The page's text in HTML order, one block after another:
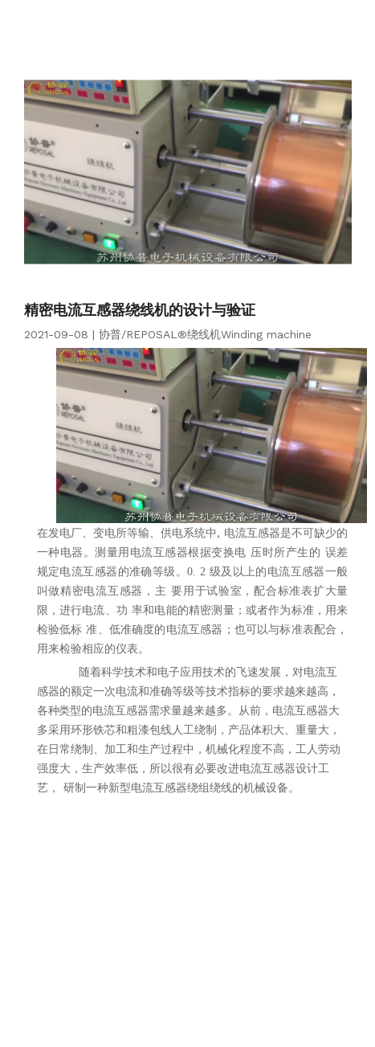
精密电流互感器绕线机的设计与验证
2021-09-08 | 协普/REPOSAL®绕线机Winding machine
在发电厂、变电所等输、供电系统中, 电流互感器是不可缺少的
一种电器。测量用 电流互感器根据变换电 压时所产生的 误差
规定电流互感器的准确等级。0. 2 级及以上的电流互感器一般
叫做精密电流互感器，主 要用于试验室，配合标准表扩大量
限，进行电流、功 率和电能的精密测量；或者作为标准，用来
检验低标 准、低准确度的电流互感器；也可以与标准表配合，
用来检验相应的仪表。
随着科学技术和电子应用技术的飞速发展，对电流互
感器的额定一次电流和准确等级等技术指标的要求越来越高，
各种类型的电流互感器需求量越来越多。从前， 电流互感器大
多采用环形铁芯和粗漆包线人工绕制，产品体积大、重量大，
在日常绕制、加工和生产过程中，机械化程度不高，工人劳动
强度大，生产效率低，所以很有必要改进电流互感器设计工
艺， 研制一种新型电流互感器绕组绕线的机械设备。